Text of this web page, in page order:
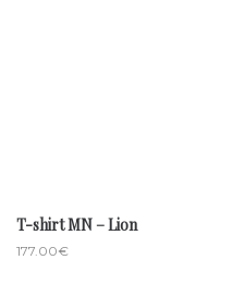
T-shirt MN – Lion
177.00€